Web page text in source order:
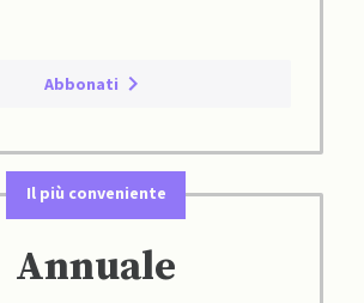
Abbonati
Il più conveniente
Annuale